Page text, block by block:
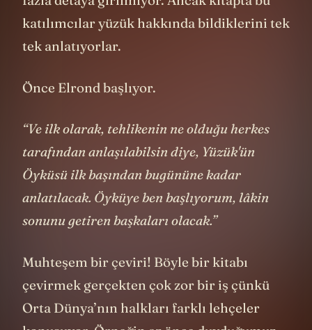
fazla detaya girilmiyor. Ancak kitapta bu
katılımcılar yüzük hakkında bildiklerini tek
tek anlatıyorlar.
Önce Elrond başlıyor.
“Ve ilk olarak, tehlikenin ne olduğu herkes
tarafından anlaşılabilsin diye, Yüzük'ün
Öyküsü ilk başından bugününe kadar
anlatılacak. Öyküye ben başlıyorum, lâkin
sonunu getiren başkaları olacak.”
Muhteşem bir çeviri! Böyle bir kitabı
çevirmek gerçekten çok zor bir iş çünkü
Orta Dünya’nın halkları farklı lehçeler